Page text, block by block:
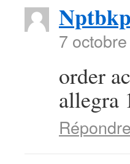
Nptbkp
7
order
allegra
Répondre